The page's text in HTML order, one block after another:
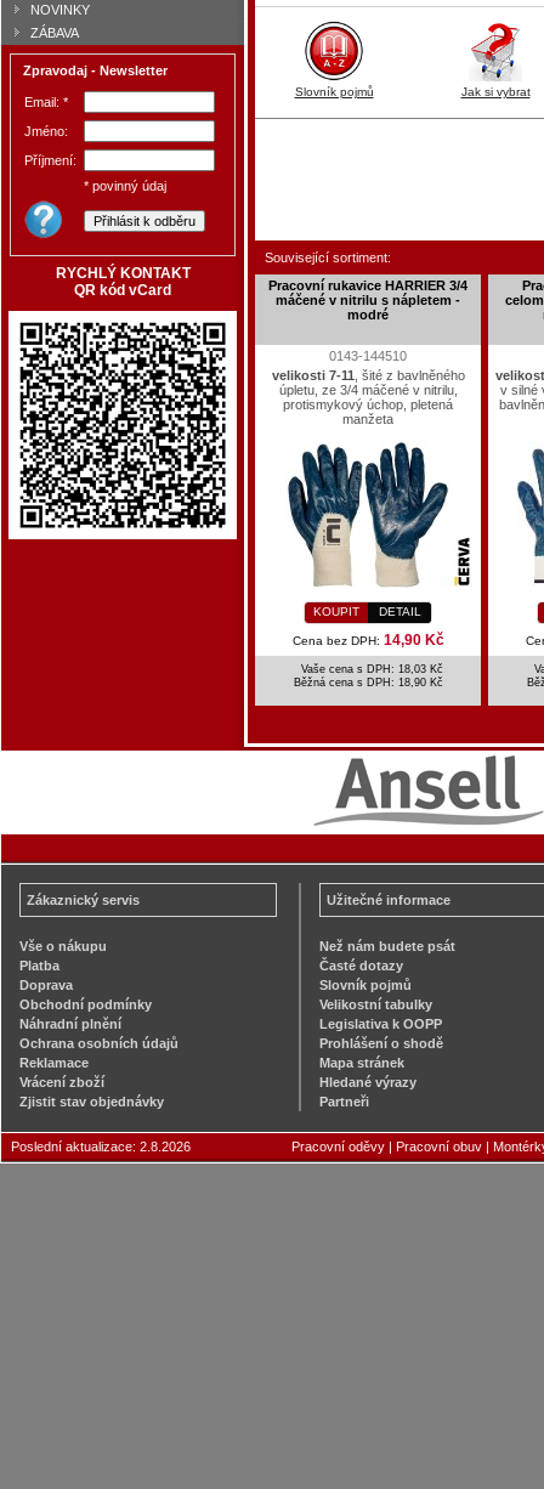
NOVINKY
ZÁBAVA
Zpravodaj - Newsletter
Email: *
Jméno:
Příjmení:
* povinný údaj
RYCHLÝ KONTAKT
QR kód vCard
Slovník pojmů Jak si vybrat
Související sortiment:
Pracovní rukavice HARRIER 3/4
máčené v nitrilu s nápletem -
modré
0143-144510
velikosti 7-11 , šité z bavlněného
úpletu, ze 3/4 máčené v nitrilu,
protismykový úchop, pletená
manžeta
KOUPIT DETAIL
Cena bez DPH: 14,90 Kč
Vaše cena s DPH: 18,03 Kč
Běžná cena s DPH: 18,90 Kč
v silné
Zákaznický servis
Vše o nákupu
Platba
Doprava
Obchodní podmínky
Náhradní plnění
Ochrana osobních údajů
Reklamace
Vrácení zboží
Zjistit stav objednávky
Užitečné informace
Než nám budete psát
Časté dotazy
Slovník pojmů
Velikostní tabulky
Legislativa k OOPP
Prohlášení o shodě
Mapa stránek
Hledané výrazy
Partneři
Poslední aktualizace: 2.8.2026 Pracovní oděvy | Pracovní obuv |